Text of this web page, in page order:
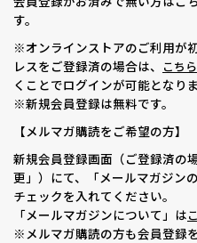
す。
※オンラインストアのご利用が
レスをご登録済の場合は、 こちら
くことでログインが可能となりま
※新規会員登録は無料です。
【メルマガ購読をご希望の方】
新規会員登録画面（ご登録済の
更」）にて、「メールマガジン
チェックを入れてください。
「メールマガジンについて」は
※メルマガ購読の方も会員登録